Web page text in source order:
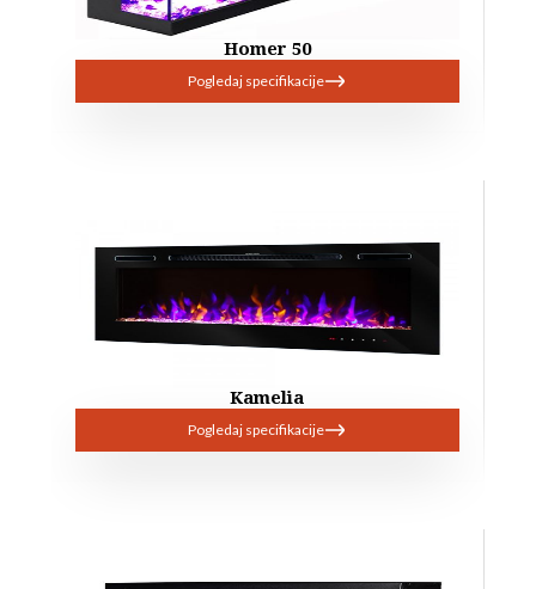
Homer 50
Pogledaj specifikacije
Kamelia
Pogledaj specifikacije